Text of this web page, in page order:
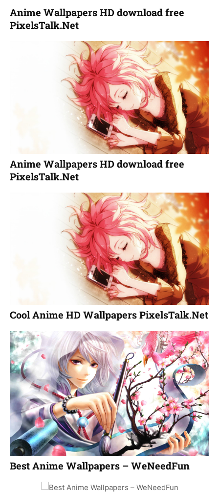
Anime Wallpapers HD download free
PixelsTalk.Net
Anime Wallpapers HD download free
PixelsTalk.Net
Cool Anime HD Wallpapers PixelsTalk.Net
Best Anime Wallpapers – WeNeedFun